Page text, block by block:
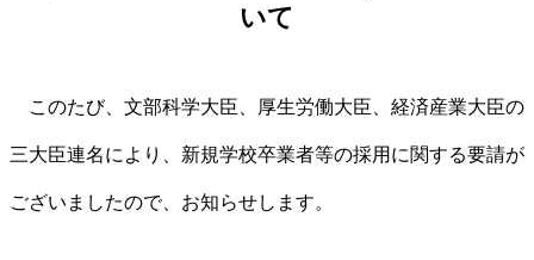
いて
このたび、文部科学大臣、厚生労働大臣、経済産業大臣の
三大臣連名により、新規学校卒業者等の採用に関する要請が
ございましたので、お知らせします。